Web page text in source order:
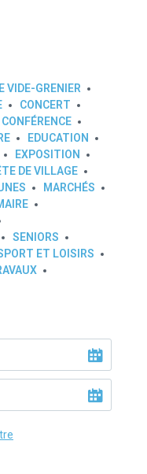
VIDE-GRENIER
CONCERT
CONFÉRENCE
EDUCATION
EXPOSITION
DE VILLAGE
MARCHÉS
SENIORS
ET LOISIRS